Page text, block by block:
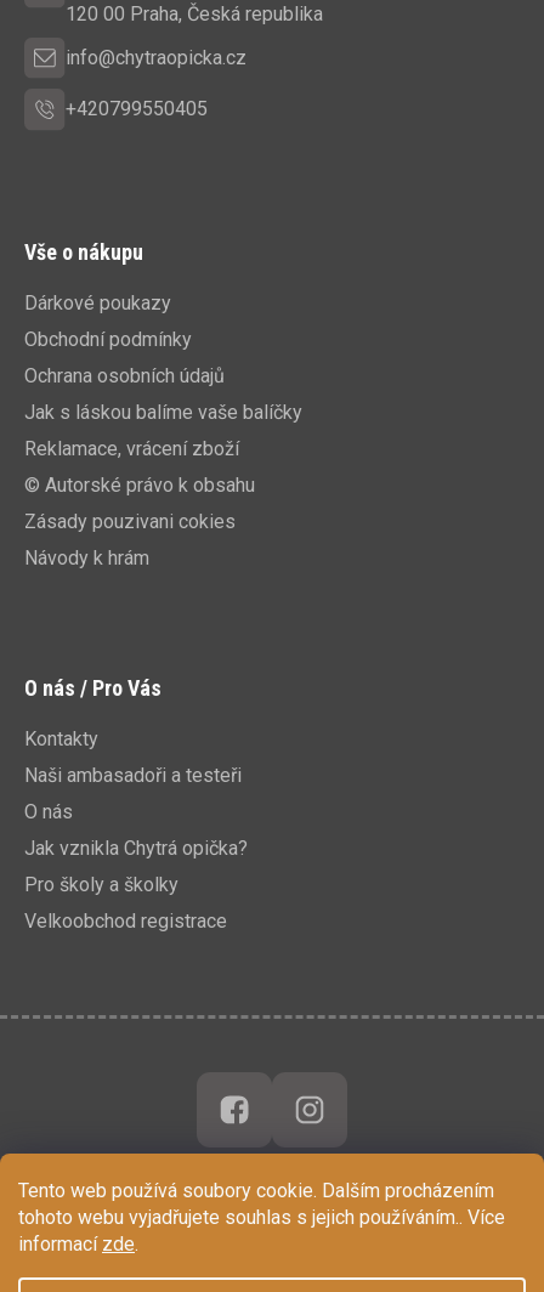
Tento web používá soubory cookie. Dalším procházením
tohoto webu vyjadřujete souhlas s jejich používáním.. Více
informací zde.
120 00 Praha, Česká republika
info@chytraopicka.cz
+420799550405
Vše o nákupu
Dárkové poukazy
Obchodní podmínky
Ochrana osobních údajů
Jak s láskou balíme vaše balíčky
Reklamace, vrácení zboží
© Autorské právo k obsahu
Zásady pouzivani cokies
Návody k hrám
O nás / Pro Vás
Kontakty
Naši ambasadoři a testeři
O nás
Jak vznikla Chytrá opička?
Pro školy a školky
Velkoobchod registrace